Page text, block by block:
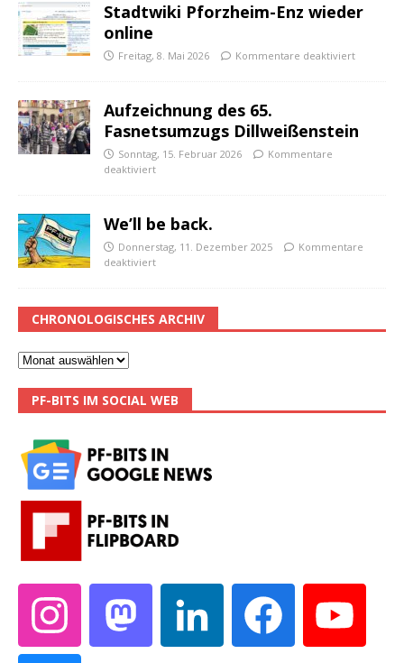
Stadtwiki Pforzheim-Enz wieder
online
Freitag, 8. Mai 2026 Kommentare deaktiviert
Aufzeichnung des 65.
Fasnetsumzugs Dillweißenstein
Sonntag, 15. Februar 2026
Kommentare
deaktiviert
We’ll be back.
Donnerstag, 11. Dezember 2025
Kommentare
deaktiviert
CHRONOLOGISCHES ARCHIV
PF-BITS IM SOCIAL WEB